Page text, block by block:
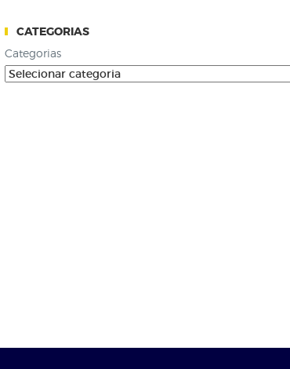
CATEGORIAS
Categorias